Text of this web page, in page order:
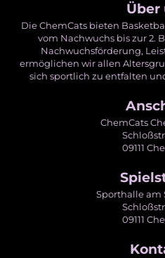
Über
Die ChemCats bieten
vom Nachwuchs bis zur 2.
Nachwuchsförderung,
ermöglichen wir allen
sich sportlich zu entfalten
ChemCats
09111
Sporthalle am
09111